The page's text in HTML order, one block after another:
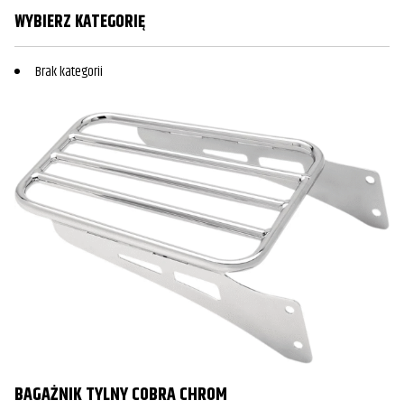
WYBIERZ KATEGORIĘ
Brak kategorii
BAGAŻNIK TYLNY COBRA CHROM